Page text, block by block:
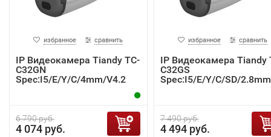
избранное сравнить
IP Видеокамера Tiandy TC-
C32GN
Spec:I5/E/Y/C/4mm/V4.2
6 790 руб.
4 074 руб.
избранное сравнить
IP Видеокамера Tiandy
C32GS
Spec:I5/E/Y/C/SD/
7 490 руб.
4 494 руб.